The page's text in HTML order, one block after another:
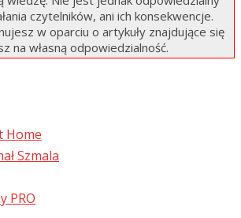
czytelników, ani ich konsekwencje.
w oparciu o artykuły znajdujące się
na własną odpowiedzialność.
Home
Szmala
PRO